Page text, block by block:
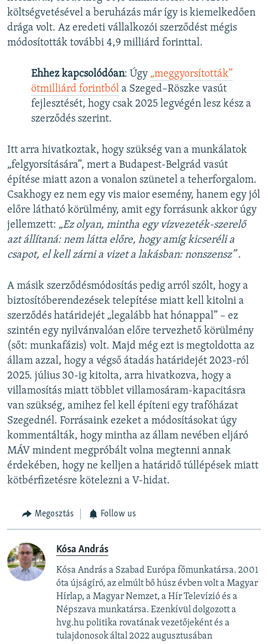
költségvetésével a beruházás már így is kiemelkedően
drága volt. Az eredeti vállalkozói szerződést mégis
módosították további 4,9 milliárd forinttal.
Ehhez kapcsolódóan: Úgy „meggyorsították”
ötmilliárd forintból a Szeged–Röszke vasút
fejlesztését, hogy csak 2025 legvégén lesz kész a
szerződés szerint.
Itt arra hivatkoztak, hogy szükség van a munkálatok
„felgyorsítására”, mert a Budapest-Belgrád vasút
építése miatt azon a vonalon szünetel a teherforgalom.
Csakhogy ez nem egy vis maior esemény, hanem egy jól
előre látható körülmény, amit egy forrásunk akkor úgy
jellemzett: „Ez olyan, mintha egy vízvezeték-szerelő
azt állítaná: nem látta előre, hogy amíg kicseréli a
csapot, el kell zárni a vizet a lakásban: nonszensz”.
A másik szerződésmódosítás pedig arról szólt, hogy a
biztosítóberendezések telepítése miatt kell kitolni a
szerződés határidejét „legalább hat hónappal” – ez
szintén egy nyilvánvalóan előre tervezhető körülmény
(sőt: munkafázis) volt. Majd még ezt is megtoldotta az
állam azzal, hogy a végső átadás határidejét 2023-ról
2025. július 30-ig kitolta, arra hivatkozva, hogy a
villamosítás miatt többlet villamosáram-kapacitásra
van szükség, amihez fel kell építeni egy trafóházat
Szegednél. Forrásaink ezeket a módosításokat úgy
kommentálták, hogy mintha az állam nevében eljáró
MÁV mindent megpróbált volna megtenni annak
érdekében, hogy ne kelljen a határidő túllépések miatt
kötbérfizetésre kötelezni a V-hidat.
Megosztás Follow us
Kósa András
Kósa András a Szabad Európa főmunkatársa. 2001
óta újságíró, az elmúlt bő húsz évben volt a Magyar
Hírlap, a Magyar Nemzet, a Hír Televízió és a
Népszava munkatársa. Ezenkívül dolgozott a
hvg.hu politika rovatának vezetőjeként és a
tulajdonosok által 2022 augusztusában